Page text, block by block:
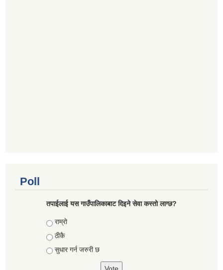
Poll
तपाईलाई यस गाउँपालिकाबाट दिइने सेवा कस्तो लाग्छ?
Choices
राम्राे
ठीकै
सुधार गर्न जरुरी छ